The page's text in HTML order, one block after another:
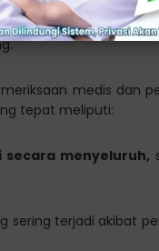
benar-benar
medis dan
tepat meliputi:
menyeluruh,
sering terjadi akibat